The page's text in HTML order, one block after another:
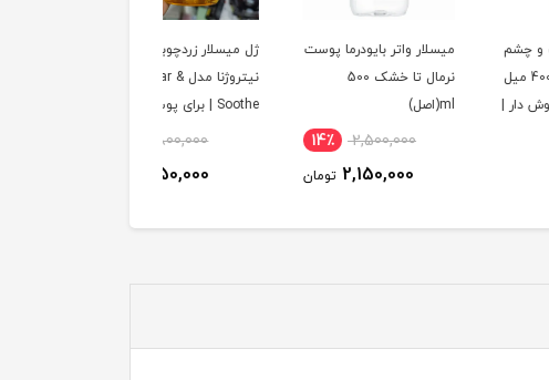
میسلار واتر بایودرما پوست
نرمال تا خشک 500
ml(اصل)
14٪
تومان
ژل میسلار زردچوبه
نیتروژنا مدل Clear &
Soothe | برای پوست‌های
معمولی و حساس، بدون7٪
تومان